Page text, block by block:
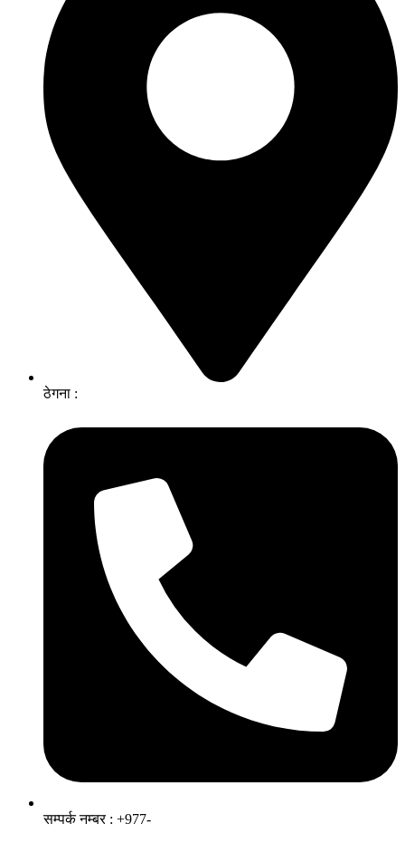
ठेगना :
सम्पर्क नम्बर : +977-